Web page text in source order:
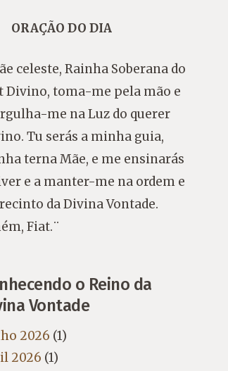
DO DIA
celeste, Rainha Soberana do
Divino, toma-me pela mão e
me na Luz do querer
Tu serás a minha guia,
terna Mãe, e me ensinarás
e a manter-me na ordem e
da Divina Vontade.
Fiat.¨
o Reino da
Vontade
2026 (1)
2026 (1)